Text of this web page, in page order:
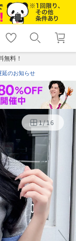
shopping_cart lock_outline
ログイン
無料！
延のお知らせ
1/16